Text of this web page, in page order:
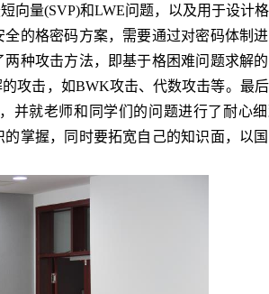
向量(SVP)和LWE问题，以及用于设计
的格密码方案，需要通过对密码体制
种攻击方法，即基于格困难问题求解的
攻击，如BWK攻击、代数攻击等。最
并就老师和同学们的问题进行了耐心
掌握，同时要拓宽自己的知识面，以